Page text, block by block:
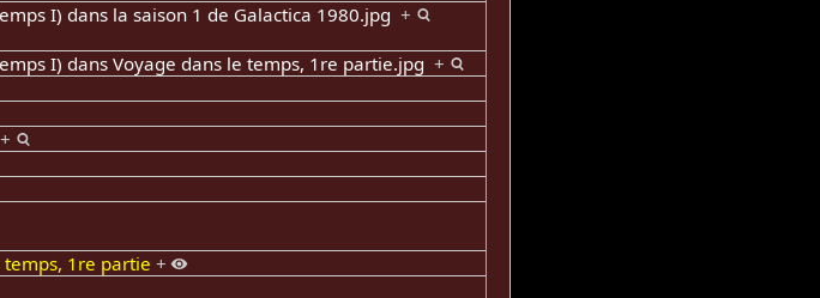
I) dans la saison 1 de Galactica 1980.jpg+
I) dans Voyage dans le temps, 1re partie.jpg+
+
temps, 1re partie +